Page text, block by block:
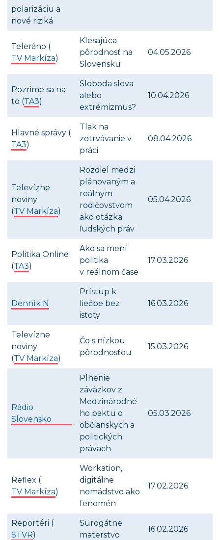
polarizáciu a
nové riziká
Teleráno (
TV Markíza)
Klesajúca
pôrodnosť na
Slovensku
04.05.2026
Pozrime sa na
to (TA3)
Sloboda slova
alebo
extrémizmus?
10.04.2026
Hlavné správy (
TA3)
Tlak na
zotrvávanie v
práci
08.04.2026
Televízne
noviny
(TV Markíza)
Rozdiel medzi
plánovaným a
reálnym
rodičovstvom
ako otázka
ľudských práv
05.04.2026
Politika Online
(TA3)
Ako sa mení
politika
v reálnom čase
17.03.2026
Denník N
Prístup k
liečbe bez
istoty
16.03.2026
Televízne
noviny
(TV Markíza)
Čo s nízkou
pôrodnosťou
15.03.2026
Rádio
Slovensko
Plnenie
záväzkov z
Medzinárodné
ho paktu o
občianskych a
politických
právach
05.03.2026
Reflex (
TV Markíza)
Workation,
digitálne
nomádstvo ako
fenomén
17.02.2026
Reportéri (
STVR)
Surogátne
materstvo
16.02.2026